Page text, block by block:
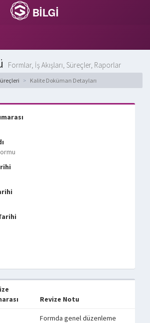
BİLGİ
Formlar, İş Akışları, Süreçler, Raporlar
Kalite Doküman Detayları
Revize Notu
Formda genel düzenleme